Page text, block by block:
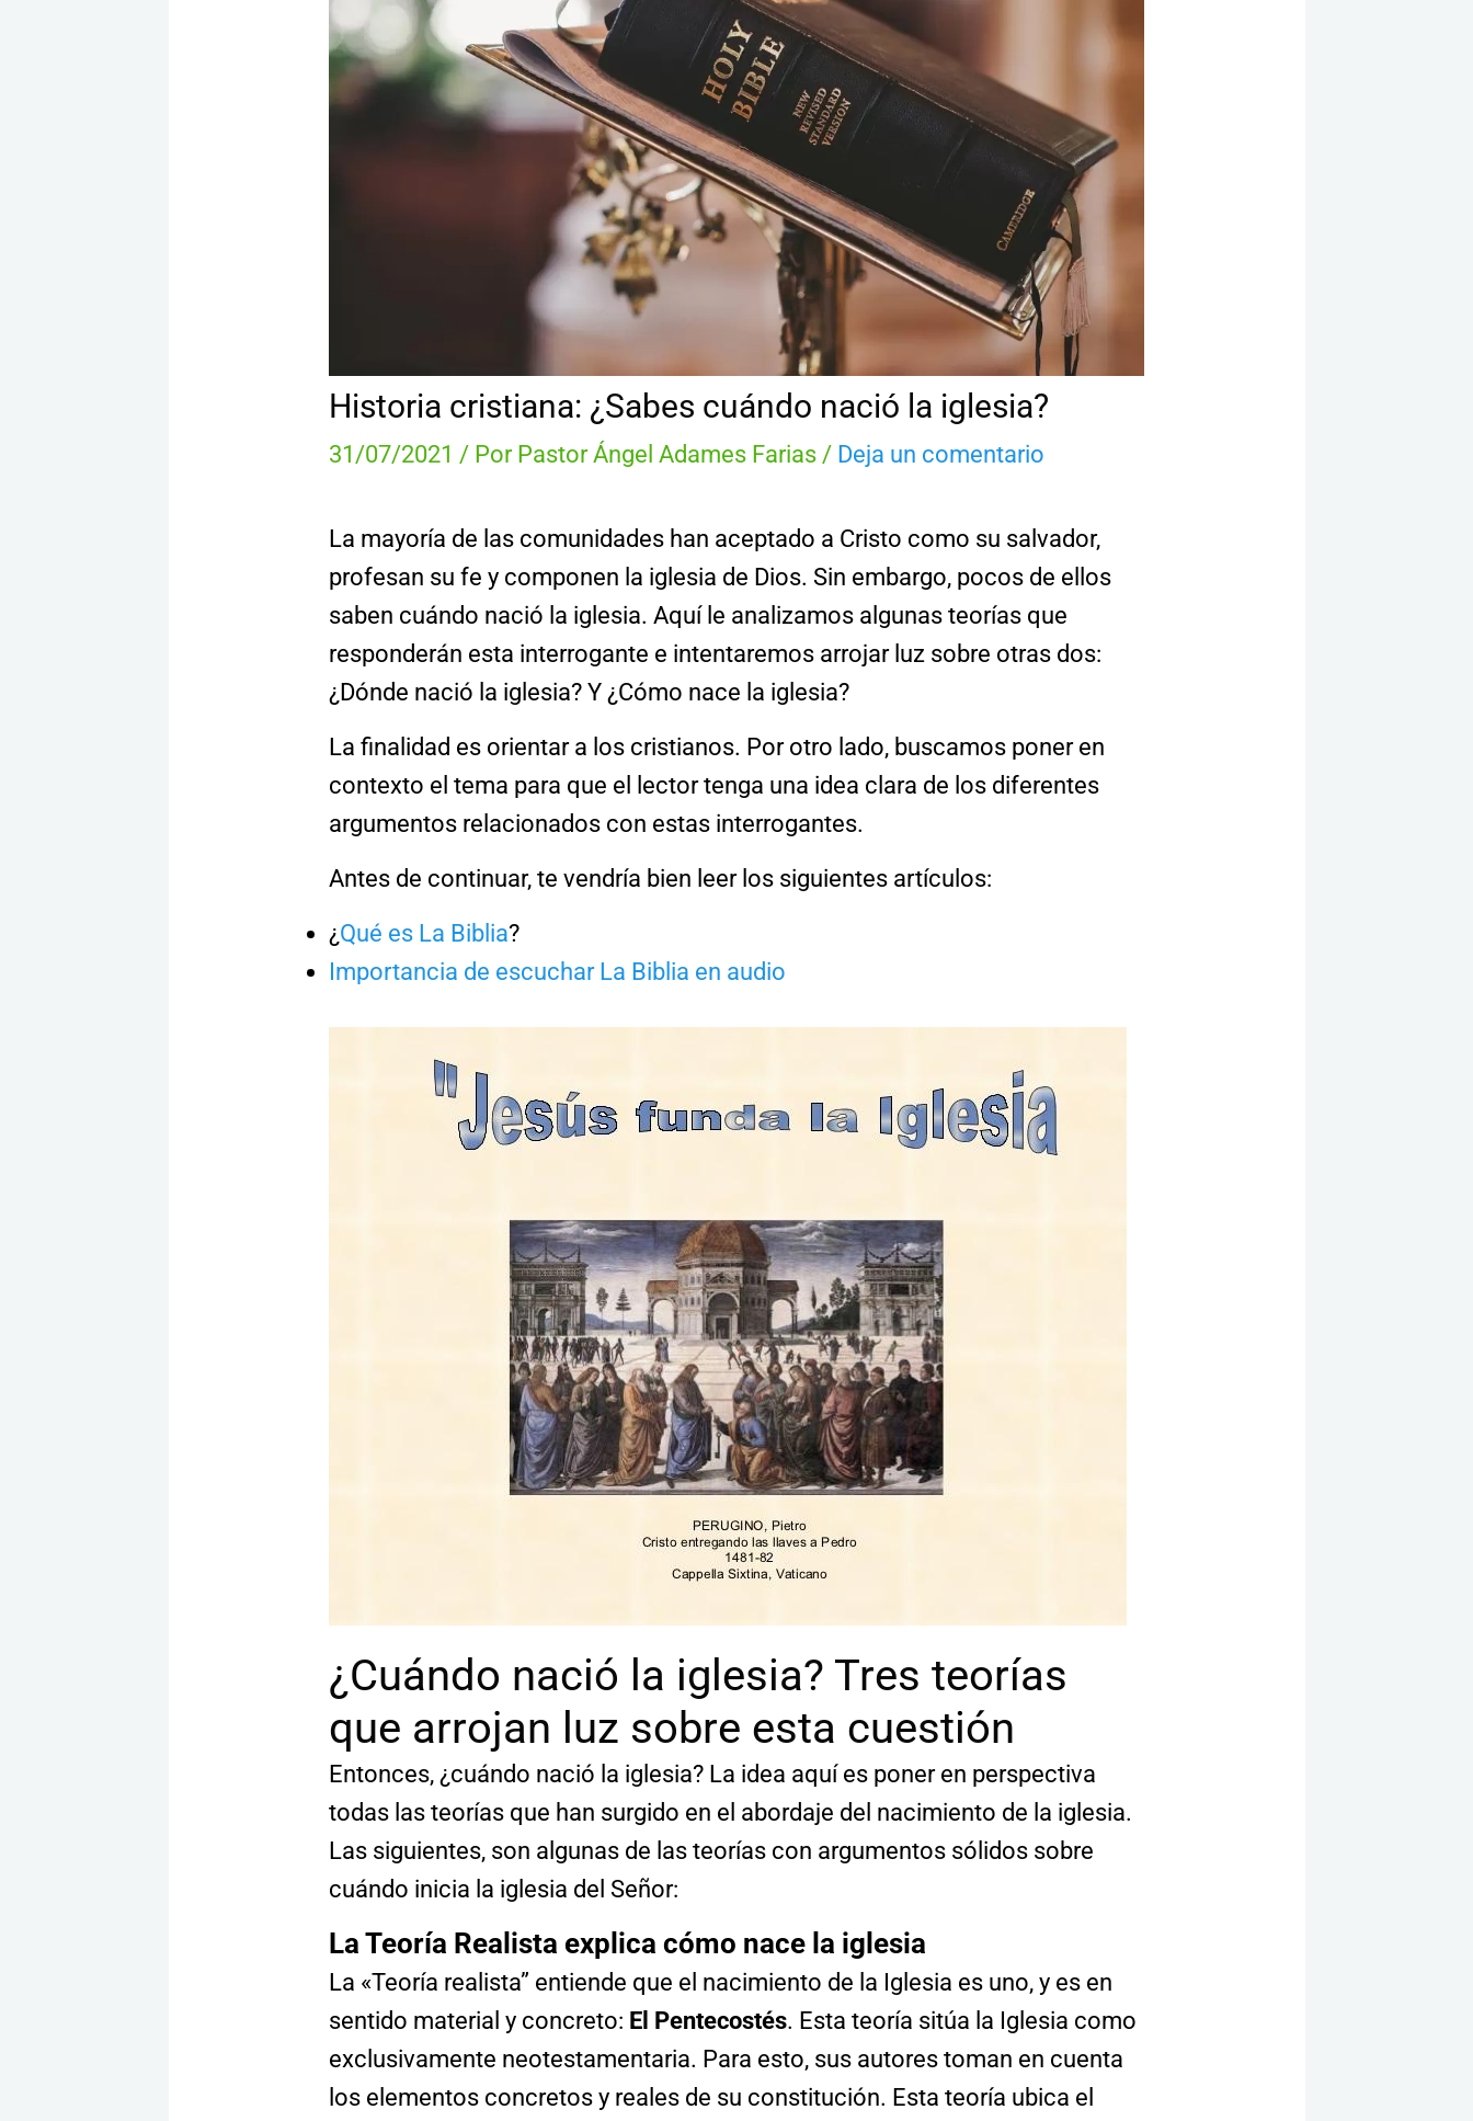
Historia cristiana: ¿Sabes cuándo nació la iglesia?
31/07/2021/ Por Pastor Ángel Adames Farias/ Deja un comentario
La mayoría de las comunidades han aceptado a Cristo como su salvador,
profesan su fe y componen la iglesia de Dios. Sin embargo, pocos de ellos
saben cuándo nació la iglesia. Aquí le analizamos algunas teorías que
responderán esta interrogante e intentaremos arrojar luz sobre otras dos:
¿Dónde nació la iglesia? Y ¿Cómo nace la iglesia?
La finalidad es orientar a los cristianos. Por otro lado, buscamos poner en
contexto el tema para que el lector tenga una idea clara de los diferentes
argumentos relacionados con estas interrogantes.
Antes de continuar, te vendría bien leer los siguientes artículos:
¿Qué es La Biblia?
Importancia de escuchar La Biblia en audio
¿Cuándo nació la iglesia? Tres teorías
que arrojan luz sobre esta cuestión
Entonces, ¿cuándo nació la iglesia? La idea aquí es poner en perspectiva
todas las teorías que han surgido en el abordaje del nacimiento de la iglesia.
Las siguientes, son algunas de las teorías con argumentos sólidos sobre
cuándo inicia la iglesia del Señor:
La Teoría Realista explica cómo nace la iglesia
La «Teoría realista” entiende que el nacimiento de la Iglesia es uno, y es en
sentido material y concreto: El Pentecostés. Esta teoría sitúa la Iglesia como
exclusivamente neotestamentaria. Para esto, sus autores toman en cuenta
los elementos concretos y reales de su constitución. Esta teoría ubica el